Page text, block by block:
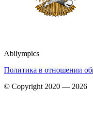
Abilympics
Политика в отношении
© Copyright 2020 — 2026